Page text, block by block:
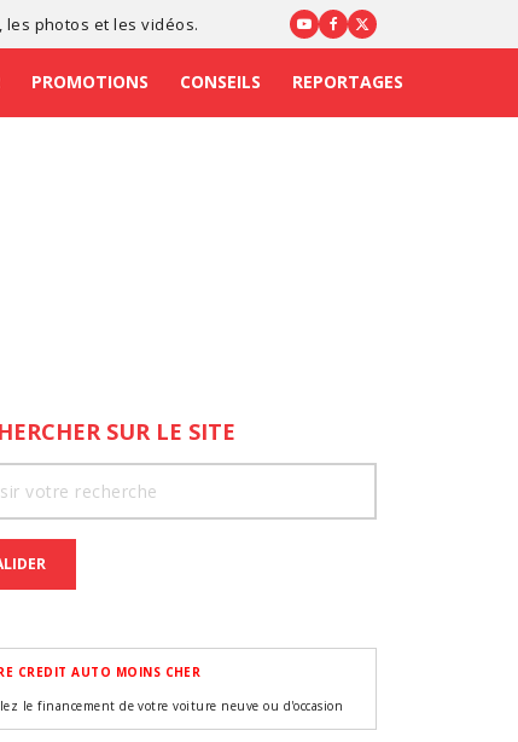
, les photos et les vidéos.
PROMOTIONS CONSEILS REPORTAGES
SUR LE SITE
CREDIT AUTO MOINS CHER
le financement de votre voiture neuve ou d'occasion